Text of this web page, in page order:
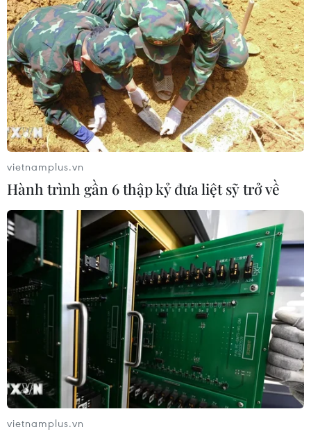
vietnamplus.vn
Hành trình gần 6 thập kỷ đưa liệt sỹ trở về
vietnamplus.vn